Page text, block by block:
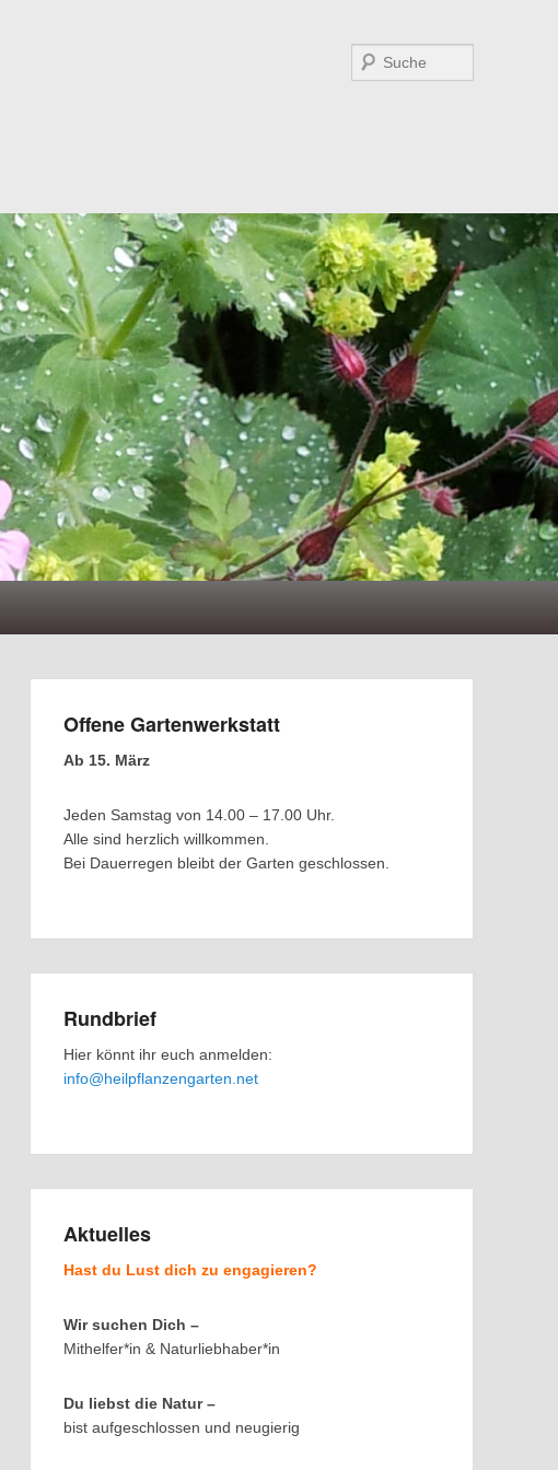
Suchen
Offene Gartenwerkstatt
Ab 15. März
Jeden Samstag von 14.00 – 17.00 Uhr.
Alle sind herzlich willkommen.
Bei Dauerregen bleibt der Garten geschlossen.
Rundbrief
Hier könnt ihr euch anmelden:
info@heilpflanzengarten.net
Aktuelles
Hast du Lust dich zu engagieren?
Wir suchen Dich –
Mithelfer*in & Naturliebhaber*in
Du liebst die Natur –
bist aufgeschlossen und neugierig